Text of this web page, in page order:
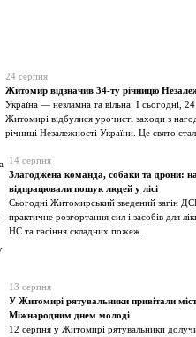
24 серпня
Житомир відзначив 34-ту річницю
Україна — незламна та вільна. І сьогодні,
Житомирі відбулися урочисті заходи з
річниці Незалежності України. Це свято
14 серпня
Злагоджена команда, собаки та дрони:
відпрацювали пошук людей у лісі
Сьогодні Житомирський зведений загін
практичне розгортання сил і засобів для
НС та гасіння складних пожеж.
13 серпня
У Житомирі рятувальники привітали
Міжнародним днем молоді
12 серпня у Житомирі рятувальники